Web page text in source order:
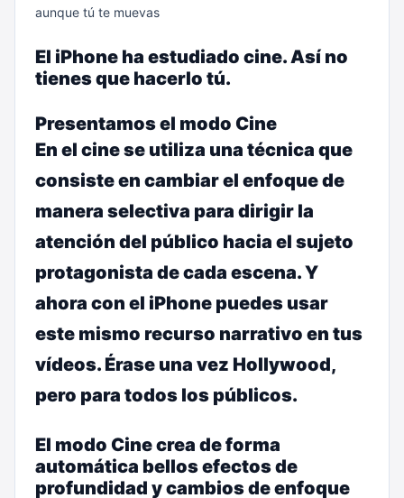
aunque tú te muevas
El iPhone ha estudiado cine. Así no
tienes que hacerlo tú.
Presentamos el modo Cine
En el cine se utiliza una técnica que
consiste en cambiar el enfoque de
manera selectiva para dirigir la
atención del público hacia el sujeto
protagonista de cada escena. Y
ahora con el iPhone puedes usar
este mismo recurso narrativo en tus
vídeos. Érase una vez Hollywood,
pero para todos los públicos.
El modo Cine crea de forma
automática bellos efectos de
profundidad y cambios de enfoque